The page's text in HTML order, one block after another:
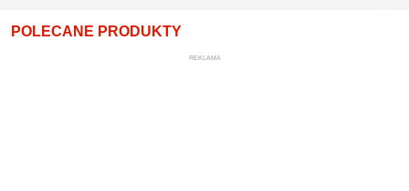
POLECANE PRODUKTY
REKLAMA